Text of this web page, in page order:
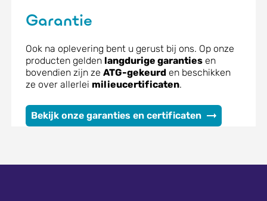
Garantie
Ook na oplevering bent u gerust bij ons. Op onze
producten gelden langdurige garantiesen
bovendien zijn ze ATG-gekeurden beschikken
ze over allerlei milieucertificaten.
Bekijk onze garanties en certificaten